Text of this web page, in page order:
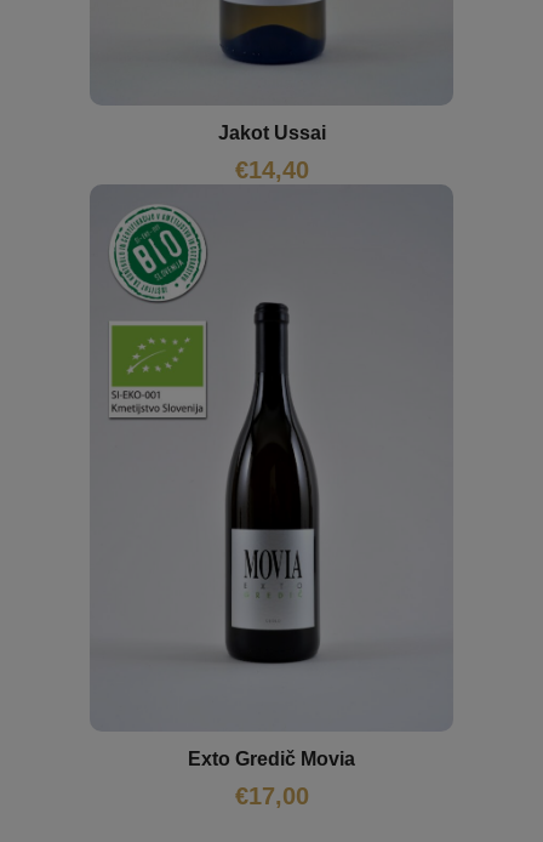
Jakot Ussai
€14,40
Exto Gredič Movia
€17,00